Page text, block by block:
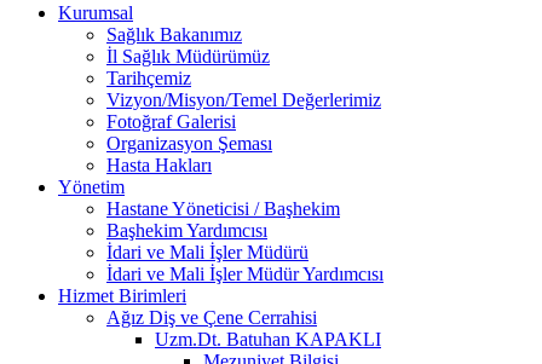
Kurumsal
Sağlık Bakanımız
İl Sağlık Müdürümüz
Tarihçemiz
Vizyon/Misyon/Temel Değerlerimiz
Fotoğraf Galerisi
Organizasyon Şeması
Hasta Hakları
Yönetim
Hastane Yöneticisi / Başhekim
Başhekim Yardımcısı
İdari ve Mali İşler Müdürü
İdari ve Mali İşler Müdür Yardımcısı
Hizmet Birimleri
Ağız Diş ve Çene Cerrahisi
Uzm.Dt. Batuhan KAPAKLI